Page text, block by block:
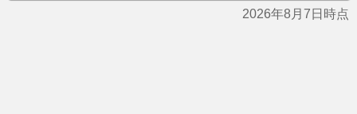
2026年8月7日時点